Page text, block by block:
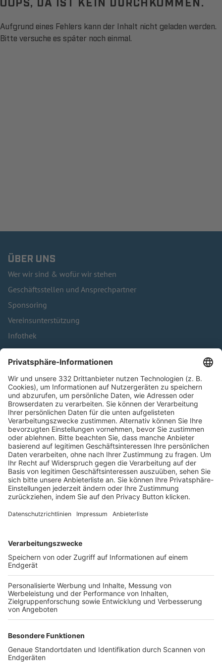
Aufgrund eines Fehlers kann der Inhalt nicht geladen werden.
Bitte versuche es später noch einmal.
ÜBER UNS
Wer wir sind & wofür wir stehen
Geschäftsstellen und Ansprechpartner
Sponsoring
Vereinsunterstützung
Infothek
Kontakt
HÄUFIG BESUCHTE SEITEN
Pässe und Vereinswechsel
Trainerausbildung
Schulungsangebot Vereinsmitarbeiter
BFV-Geschäftsstellen
Trainerbörse
Login SpielPlus
FOLGE DEM BFV
TOP-VEREINE
TOP-PARTNER